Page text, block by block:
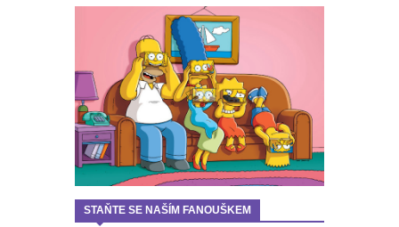
STAŇTE SE NAŠÍM FANOUŠKEM